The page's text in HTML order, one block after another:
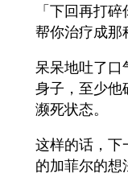
「下回再打
帮你治疗成那
呆呆地吐了口
身子，至少他
濒死状态。
这样的话，下
的加菲尔的想